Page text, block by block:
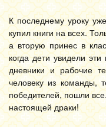
К последнему уроку
купил книги на всех.
а вторую принес в
когда дети увидели
дневники и рабочие
человеку из команды,
победителей, пошли
настоящей драки!